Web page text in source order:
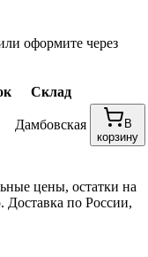
оформите через
Склад
Дамбовская
В
корзину
цены, остатки на
Доставка по России,